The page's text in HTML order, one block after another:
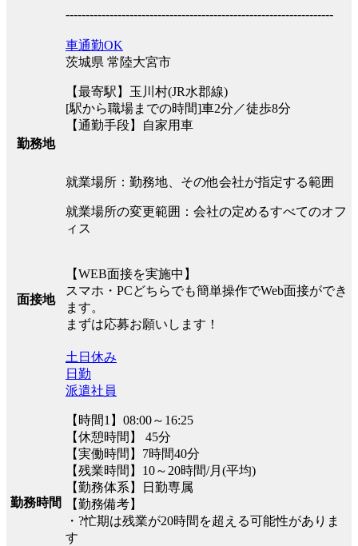
-------------------------------------------------------------------
勤務地
車通勤OK
茨城県 常陸大宮市
【最寄駅】玉川村(JR水郡線)
[駅から職場までの時間]車2分／徒歩8分
【通勤手段】自家用車
就業場所：勤務地、その他会社が指定する範囲
就業場所の変更範囲：会社の定めるすべてのオフ
ィス
面接地
【WEB面接を実施中】
スマホ・PCどちらでも簡単操作でWeb面接ができ
ます。
まずは応募お願いします！
勤務時間
土日休み
日勤
派遣社員
【時間1】08:00～16:25
【休憩時間】 45分
【実働時間】7時間40分
【残業時間】10～20時間/月(平均)
【勤務体系】日勤専属
【勤務備考】
・?忙期は残業が20時間を超える可能性がありま
す